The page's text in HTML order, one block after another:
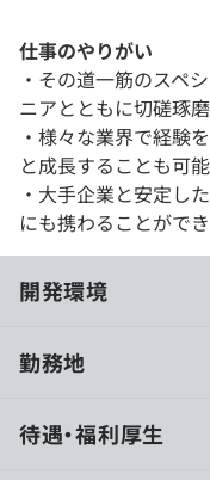
仕事のやりがい
・その道一筋のスペ
ニアとともに切磋琢
・様々な業界で経験
と成長することも可
・大手企業と安定し
にも携わることがで
開発環境
事会や忘年会を実施し
勤務地
待遇・福利厚生